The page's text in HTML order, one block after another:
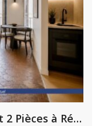
Saint-Sulpice – Appartement 2 Pièces à Rénover